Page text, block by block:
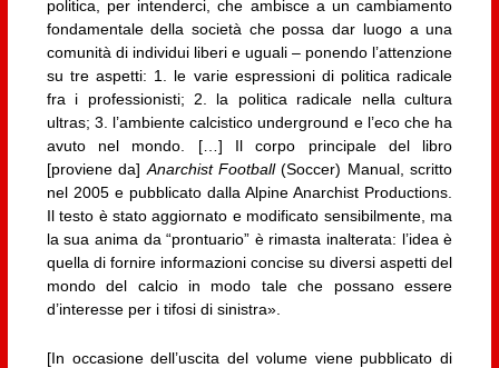
politica, per intenderci, che ambisce a un cambiamento
fondamentale della società che possa dar luogo a una
comunità di individui liberi e uguali – ponendo l’attenzione
su tre aspetti: 1. le varie espressioni di politica radicale
fra i professionisti; 2. la politica radicale nella cultura
ultras; 3. l’ambiente calcistico underground e l’eco che ha
avuto nel mondo. […] Il corpo principale del libro
[proviene da]Anarchist Football(Soccer) Manual, scritto
nel 2005 e pubblicato dalla Alpine Anarchist Productions.
Il testo è stato aggiornato e modificato sensibilmente, ma
la sua anima da “prontuario” è rimasta inalterata: l’idea è
quella di fornire informazioni concise su diversi aspetti del
mondo del calcio in modo tale che possano essere
d’interesse per i tifosi di sinistra».
[In occasione dell’uscita del volume viene pubblicato di